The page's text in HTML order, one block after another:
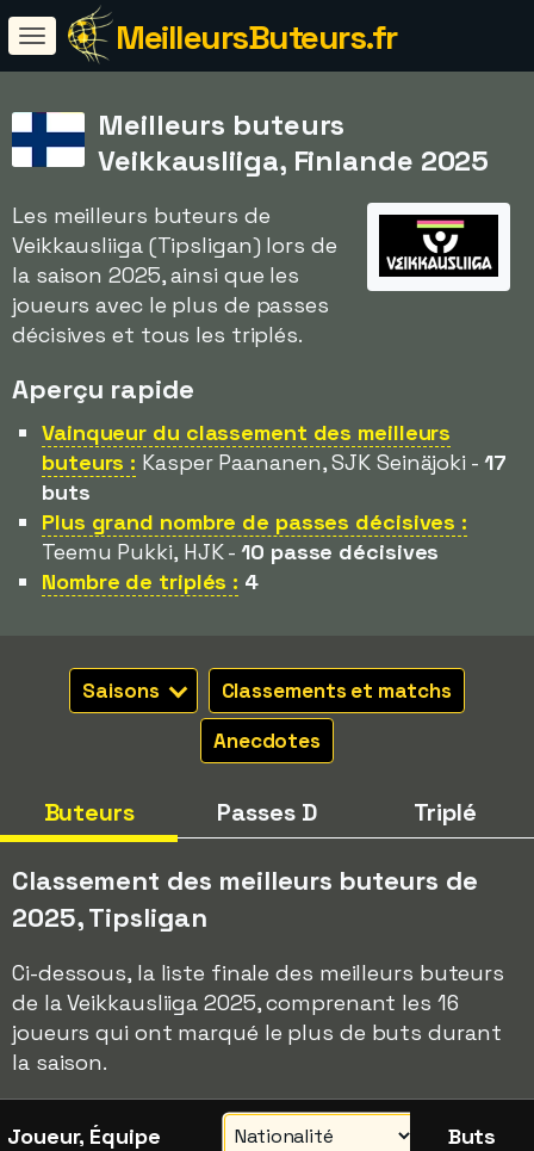
MeilleursButeurs.fr
Meilleurs buteurs
Veikkausliiga, Finlande 2025
Les meilleurs buteurs de
Veikkausliiga (Tipsligan) lors de
la saison 2025, ainsi que les
joueurs avec le plus de passes
décisives et tous les triplés.
Aperçu rapide
Vainqueur du classement des meilleurs
buteurs : Kasper Paananen, SJK Seinäjoki - 17
buts
Plus grand nombre de passes décisives :
Teemu Pukki, HJK -10 passe décisives
Nombre de triplés : 4
Saisons
Classements et matchs
Anecdotes
Buteurs Passes D Triplé
Classement des meilleurs buteurs de
2025, Tipsligan
Ci-dessous, la liste finale des meilleurs buteurs
de la Veikkausliiga 2025, comprenant les 16
joueurs qui ont marqué le plus de buts durant
la saison.
Joueur, Équipe Buts